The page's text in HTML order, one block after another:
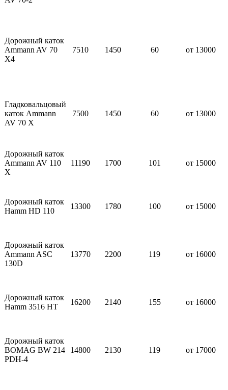
Дорожный каток
Ammann AV 70
X4
7510 1450 60 от 13000
Гладковальцовый
каток Ammann
AV 70 X
7500 1450 60 от 13000
Дорожный каток
Ammann AV 110
X
11190 1700 101 от 15000
Дорожный каток
Hamm HD 110
13300 1780 100 от 15000
Дорожный каток
Ammann ASC
130D
13770 2200 119 от 16000
Дорожный каток
Hamm 3516 HT
16200 2140 155 от 16000
Дорожный каток
BOMAG BW 214
PDH-4
14800 2130 119 от 17000